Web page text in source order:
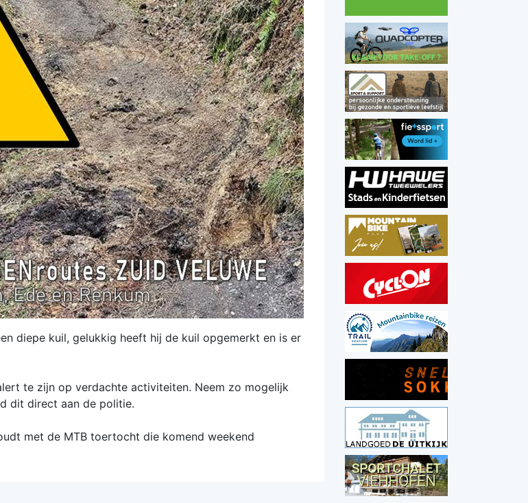
diepe kuil, gelukkig heeft hij de kuil opgemerkt en is er
te zijn op verdachte activiteiten. Neem zo mogelijk
dit direct aan de politie.
met de MTB toertocht die komend weekend